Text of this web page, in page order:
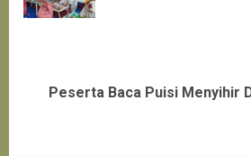
NextPeserta Baca Puisi Menyihir